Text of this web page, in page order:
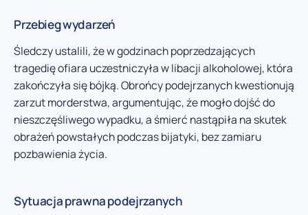
Przebieg wydarzeń
Śledczy ustalili, że w godzinach poprzedzających
tragedię ofiara uczestniczyła w libacji alkoholowej, która
zakończyła się bójką. Obrońcy podejrzanych kwestionują
zarzut morderstwa, argumentując, że mogło dojść do
nieszczęśliwego wypadku, a śmierć nastąpiła na skutek
obrażeń powstałych podczas bijatyki, bez zamiaru
pozbawienia życia.
Sytuacja prawna podejrzanych